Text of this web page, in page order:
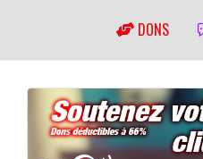
DONS